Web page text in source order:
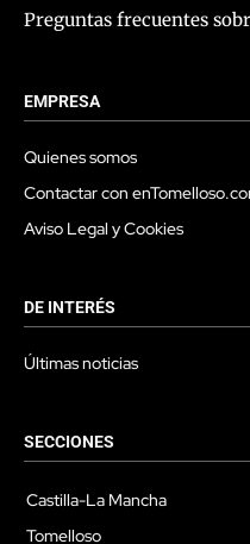
Preguntas frecuentes
EMPRESA
Quienes somos
Contactar con
Aviso Legal y Cookies
DE INTERÉS
Últimas noticias
SECCIONES
Castilla-La Mancha
Tomelloso